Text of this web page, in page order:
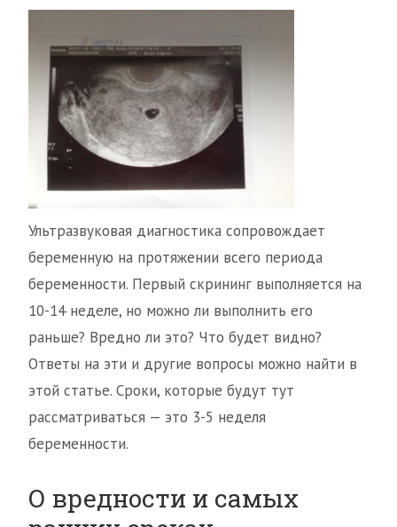
Ультразвуковая диагностика сопровождает
беременную на протяжении всего периода
беременности. Первый скрининг выполняется на
10-14 неделе, но можно ли выполнить его
раньше? Вредно ли это? Что будет видно?
Ответы на эти и другие вопросы можно найти в
этой статье. Сроки, которые будут тут
рассматриваться — это 3-5 неделя
беременности.
О вредности и самых